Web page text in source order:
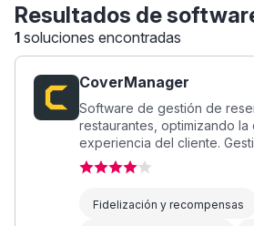
Resultados de
1 soluciones encontradas
CoverManager
Software de gestión de
restaurantes, optimizando la
experiencia del cliente.
Fidelización y recompensas